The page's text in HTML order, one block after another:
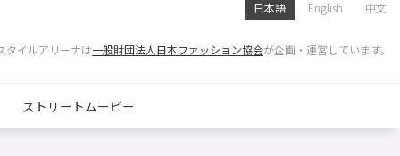
日本語 English 中文
タイルアリーナは一般財団法人日本ファッション協会が企画・運営しています。
ストリートムービー